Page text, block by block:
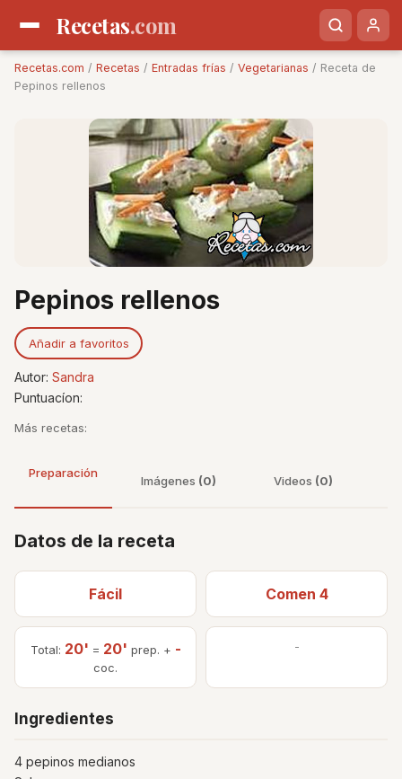
Recetas.com
Recetas.com / Recetas / Entradas frías / Vegetarianas / Receta de
Pepinos rellenos
Pepinos rellenos
Añadir a favoritos
Autor: Sandra
Puntuacíon:
Más recetas:
Preparación
Imágenes (0) Videos (0)
Datos de la receta
Fácil Comen 4
Total: 20' = 20' prep. + -
coc.
-
Ingredientes
4 pepinos medianos